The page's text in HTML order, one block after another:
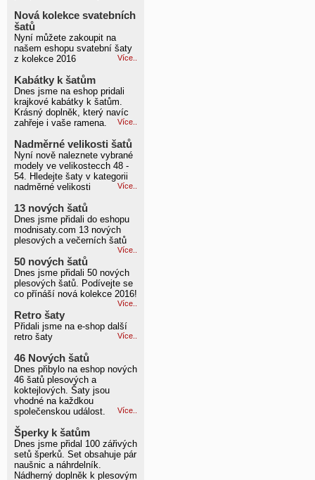
Nová kolekce svatebních
šatů
Nyní můžete zakoupit na
našem eshopu svatební šaty
z kolekce 2016
Více..
Kabátky k šatům
Dnes jsme na eshop pridali
krajkové kabátky k šatům.
Krásný doplněk, který navíc
zahřeje i vaše ramena.
Více..
Nadměrné velikosti šatů
Nyní nově naleznete vybrané
modely ve velikostecch 48 -
54. Hledejte šaty v kategorii
nadměrné velikosti
Více..
13 nových šatů
Dnes jsme přidali do eshopu
modnisaty.com 13 nových
plesových a večerních šatů
Více..
50 nových šatů
Dnes jsme přidali 50 nových
plesových šatů. Podívejte se
co přínáší nová kolekce 2016!
Více..
Retro šaty
Přidali jsme na e-shop další
retro šaty
Více..
46 Nových šatů
Dnes přibylo na eshop nových
46 šatů plesových a
koktejlových. Šaty jsou
vhodné na každkou
společenskou událost.
Více..
Šperky k šatům
Dnes jsme přidal 100 zářivých
setů šperků. Set obsahuje pár
naušnic a náhrdelník.
Nádherný doplněk k plesovým